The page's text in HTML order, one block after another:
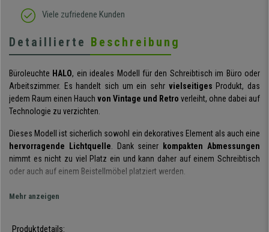
Viele zufriedene Kunden
Detaillierte Beschreibung
Büroleuchte HALO, ein ideales Modell für den Schreibtisch im Büro oder
Arbeitszimmer. Es handelt sich um ein sehr vielseitiges Produkt, das
jedem Raum einen Hauch von Vintage und Retro verleiht, ohne dabei auf
Technologie zu verzichten.
Dieses Modell ist sicherlich sowohl ein dekoratives Element als auch eine
hervorragende Lichtquelle. Dank seiner
kompakten Abmessungen
nimmt es nicht zu viel Platz ein und kann daher auf einem Schreibtisch
oder auch auf einem Beistellmöbel platziert werden.
DerLampenschirm
Mehr anzeigen
Produktdetails: